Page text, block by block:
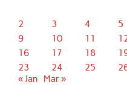
2
3 4 5
9
10 11
16
17 18
23
24 25
« Jan
Mar »